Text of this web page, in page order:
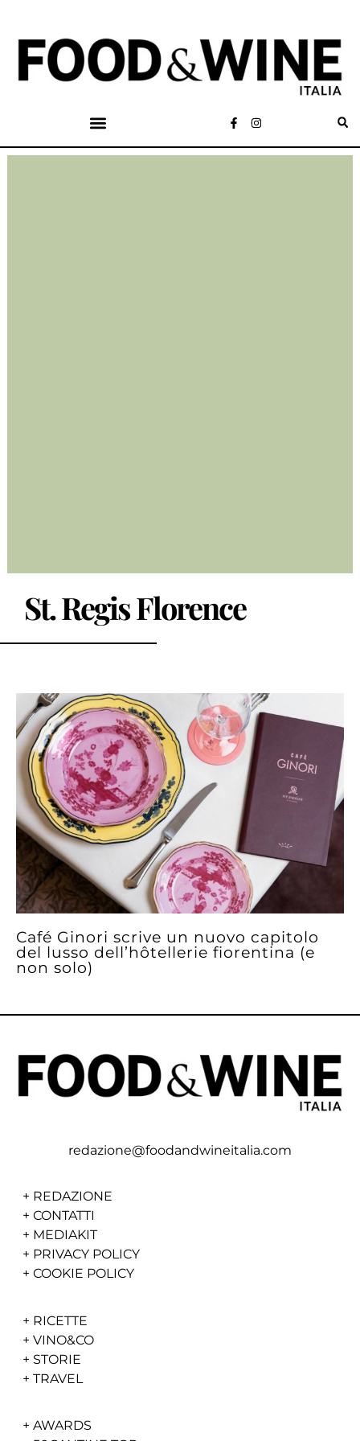
St. Regis Florence
Café Ginori scrive un nuovo capitolo
del lusso dell’hôtellerie fiorentina (e
non solo)
redazione@foodandwineitalia.com
+ REDAZIONE
+ CONTATTI
+ MEDIAKIT
+ PRIVACY POLICY
+ COOKIE POLICY
+ RICETTE
+ VINO&CO
+ STORIE
+ TRAVEL
+ AWARDS